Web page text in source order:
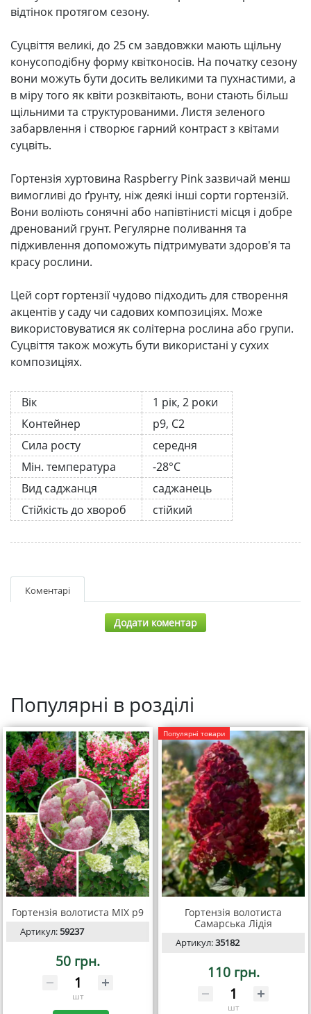
відтінок протягом сезону.
Суцвіття великі, до 25 см завдовжки мають щільну
конусоподібну форму квітконосів. На початку сезону
вони можуть бути досить великими та пухнастими, а
в міру того як квіти розквітають, вони стають більш
щільними та структурованими. Листя зеленого
забарвлення і створює гарний контраст з квітами
суцвіть.
Гортензія хуртовина Raspberry Pink зазвичай менш
вимогливі до ґрунту, ніж деякі інші сорти гортензій.
Вони воліють сонячні або напівтінисті місця і добре
дренований грунт. Регулярне поливання та
підживлення допоможуть підтримувати здоров'я та
красу рослини.
Цей сорт гортензії чудово підходить для створення
акцентів у саду чи садових композиціях. Може
використовуватися як солітерна рослина або групи.
Суцвіття також можуть бути використані у сухих
композиціях.
Вік
1 рік, 2 роки
Контейнер
р9, С2
Сила росту
середня
Мін. температура
-28°C
Вид саджанця
саджанець
Стійкість до хвороб
стійкий
Коментарі
Додати коментар
Популярні в розділі
Гортензія волотиста MIX р9
Артикул:59237
50 грн.
шт
Популярні товари
Гортензія волотиста
Самарська Лідія
Артикул:35182
110 грн.
шт